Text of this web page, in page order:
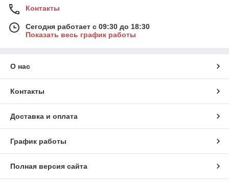
Контакты
Сегодня работает с 09:30 до 18:30
Показать весь график работы
О нас
Контакты
Доставка и оплата
График работы
Полная версия сайта